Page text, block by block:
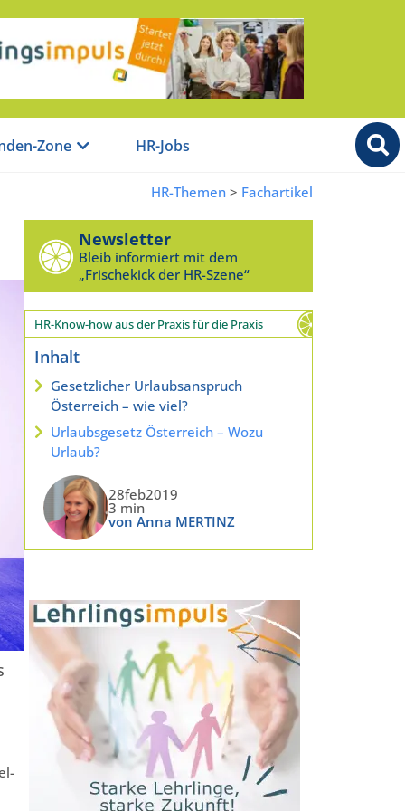
Zone HR-Jobs
HR-Themen > Fachartikel
Newsletter
Bleib informiert mit dem
„Frischekick der HR-Szene“
HR-Know-how aus der Praxis für die Praxis
Inhalt
Gesetzlicher Urlaubsanspruch
Österreich – wie viel?
Urlaubsgesetz Österreich – Wozu
Urlaub?
28feb2019
3 min
von Anna MERTINZ